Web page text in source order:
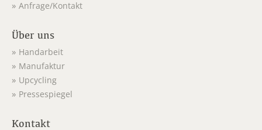
Anfrage/Kontakt
Über uns
Handarbeit
Manufaktur
Upcycling
Pressespiegel
Kontakt